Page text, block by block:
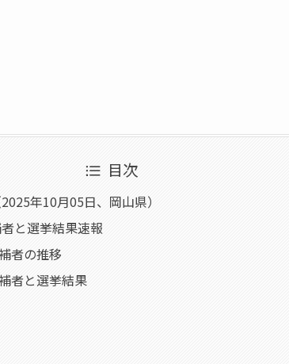
目次
年10月05日、岡山県）
と選挙結果速報
者の推移
者と選挙結果